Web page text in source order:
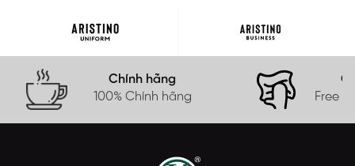
Chính hãng
100% Chính hãng
Free